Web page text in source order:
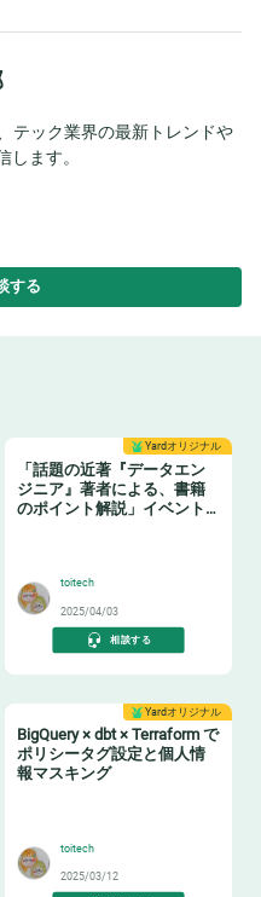
テック業界の最新トレンドや
します。
する
Yardオリジナル
「話題の近著『データエン
ジニア』著者による、書籍
のポイント解説」イベント
toitech
2025/04/03
相談する
Yardオリジナル
BigQuery × dbt × Terraform で
ポリシータグ設定と個人情
報マスキング
toitech
2025/03/12